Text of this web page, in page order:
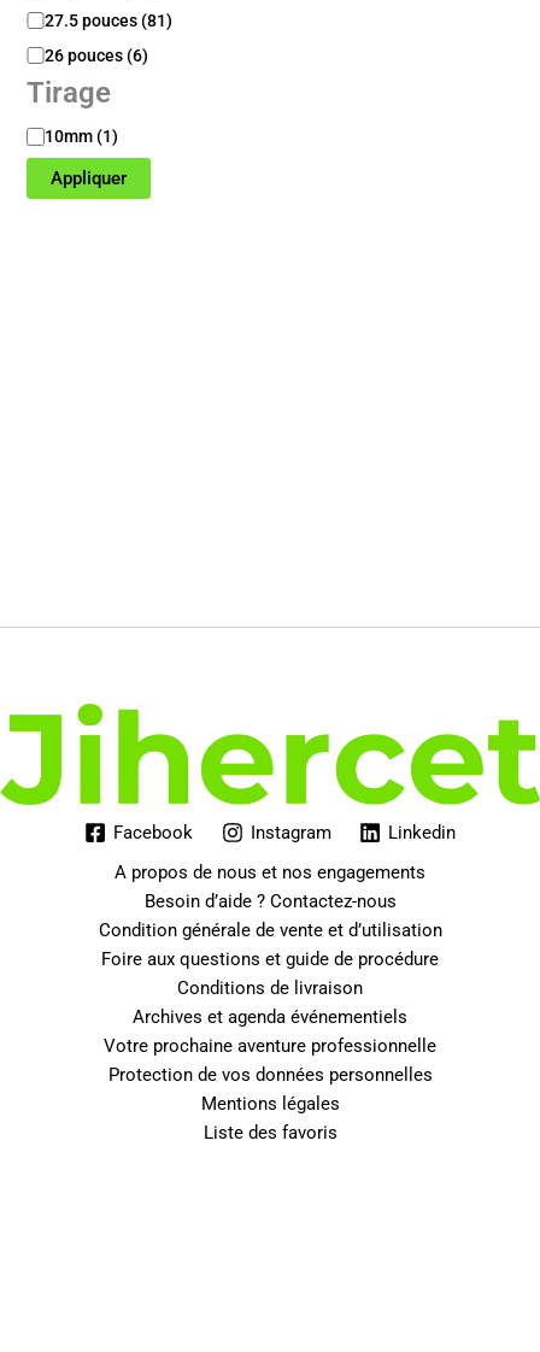
t
é
i
l
l
e
27.5 pouces (81)
26 pouces (6)
Tirage
T
i
a
10mm (1)
Appliquer
Facebook Instagram
Linkedin
A propos de nous et nos engagements
Besoin d’aide ? Contactez-nous
Condition générale de vente et d’utilisation
Foire aux questions et guide de procédure
Conditions de livraison
Archives et agenda événementiels
Votre prochaine aventure professionnelle
Protection de vos données personnelles
Mentions légales
Liste des favoris